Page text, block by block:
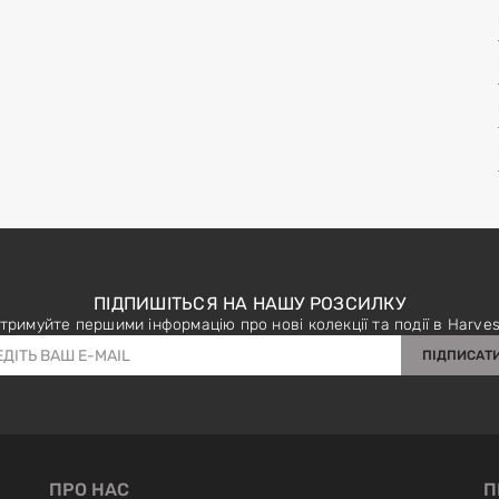
ПІДПИШІТЬСЯ НА НАШУ РОЗСИЛКУ
першими інформацію про нові колекції та події в
ПРО НАС